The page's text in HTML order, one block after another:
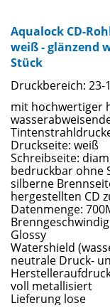
Aqualock CD-
weiß - glänzend
Stück
Druckbereich: 23-
mit hochwertiger
Druckseite: weiß
Schreibseite:
bedruckbar ohne
silberne
hergestellten CD
Datenmenge:
Glossy
Watershield
neutrale Druck-
voll metallisiert
Lieferung lose